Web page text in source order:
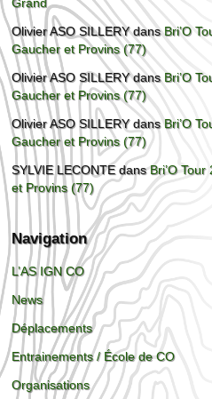
Olivier ASO SILLERYdansBri’O
Gaucher et Provins (77)
Olivier ASO SILLERYdans Bri’O
Gaucher et Provins (77)
Olivier ASO SILLERYdansBri’O
Gaucher et Provins (77)
SYLVIE LECONTEdansBri’O
et Provins (77)
Navigation
L’AS IGN CO
News
Déplacements
Entrainements / École de CO
Organisations